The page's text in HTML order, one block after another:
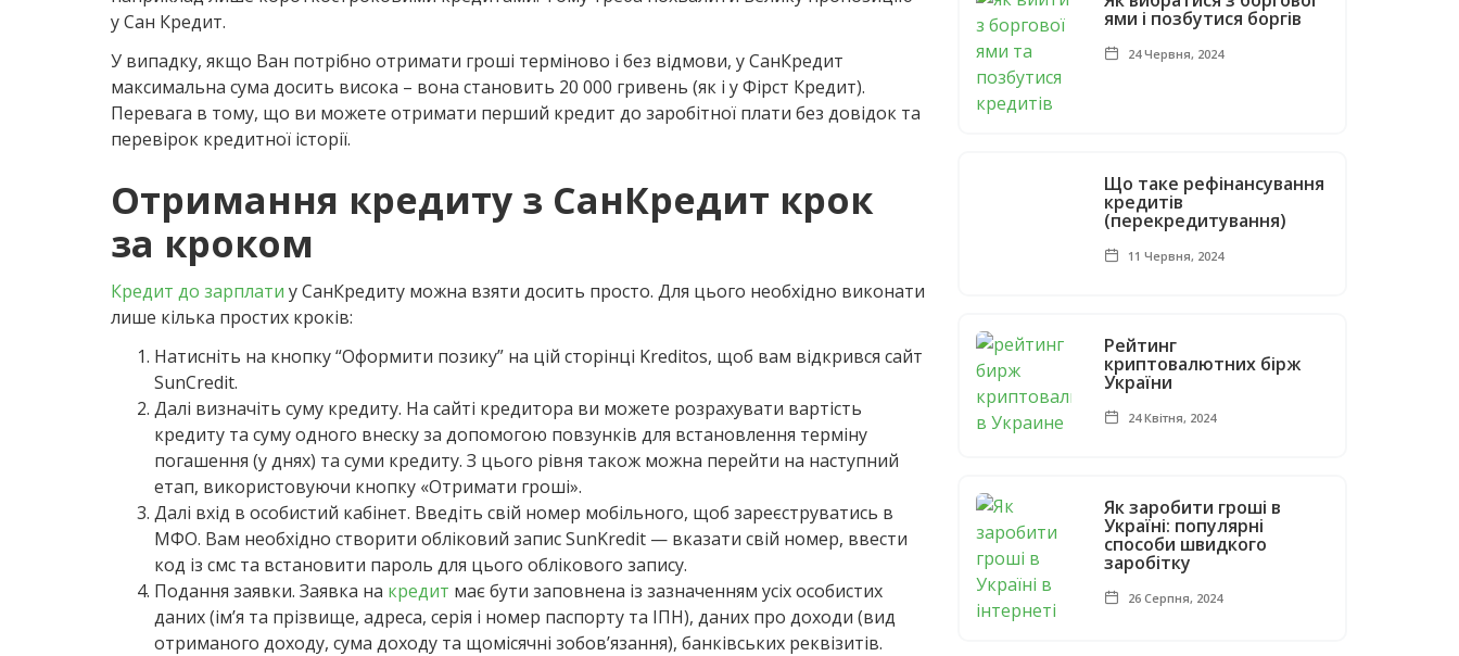
у Сан Кредит.
У випадку, якщо Ван потрібно отримати гроші терміново і без відмови, у СанКредит
максимальна сума досить висока – вона становить 20 000 гривень (як і у Фірст Кредит).
Перевага в тому, що ви можете отримати перший кредит до заробітної плати без довідок та
перевірок кредитної історії.
Отримання кредиту з СанКредит крок
за кроком
Кредит до зарплати у СанКредиту можна взяти досить просто. Для цього необхідно виконати
лише кілька простих кроків:
Натисніть на кнопку “Оформити позику” на цій сторінці Kreditos, щоб вам відкрився сайт
SunCredit.
Далі визначіть суму кредиту. На сайті кредитора ви можете розрахувати вартість
кредиту та суму одного внеску за допомогою повзунків для встановлення терміну
погашення (у днях) та суми кредиту. З цього рівня також можна перейти на наступний
етап, використовуючи кнопку «Отримати гроші».
Далі вхід в особистий кабінет. Введіть свій номер мобільного, щоб зареєструватись в
МФО. Вам необхідно створити обліковий запис SunKredit — вказати свій номер, ввести
код із смс та встановити пароль для цього облікового запису.
Подання заявки. Заявка на кредит має бути заповнена із зазначенням усіх особистих
даних (ім’я та прізвище, адреса, серія і номер паспорту та ІПН), даних про доходи (вид
отриманого доходу, сума доходу та щомісячні зобов’язання), банківських реквізитів.
ями і позбутися боргів
24 Червня, 2024
Що таке рефінансування
кредитів
(перекредитування)
11 Червня, 2024
Рейтинг
криптовалютних бірж
України
24 Квітня, 2024
Як заробити гроші в
Україні: популярні
способи швидкого
заробітку
26 Серпня, 2024